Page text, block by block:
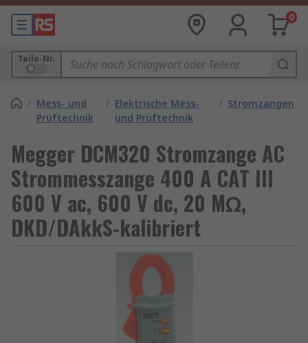
0
Teile-Nr.
/ Mess- und
Prüftechnik
/ Elektrische Mess-
und Prüftechnik
/ Stromzangen
Megger DCM320 Stromzange AC
Strommesszange 400 A CAT III
600 V ac, 600 V dc, 20 MΩ,
DKD/DAkkS-kalibriert